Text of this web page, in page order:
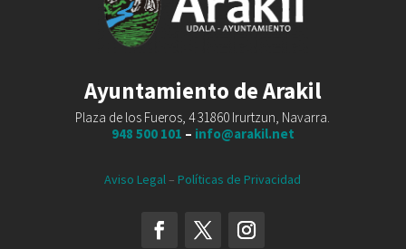
Ayuntamiento de Arakil
Plaza de los Fueros, 4 31860 Irurtzun, Navarra.
948 500 101 – info@arakil.net
Aviso Legal– Políticas de Privacidad